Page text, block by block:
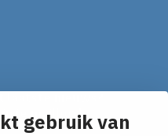
gebruik van
je mailbox!